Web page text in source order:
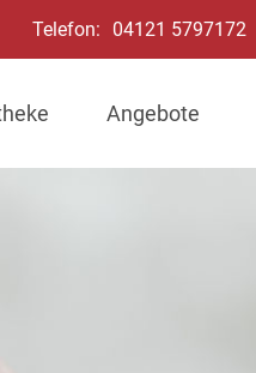
Telefon: 04121 5797172
Angebote